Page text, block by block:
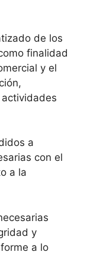
de los
finalidad
y el
a
con el
a la
y
a lo